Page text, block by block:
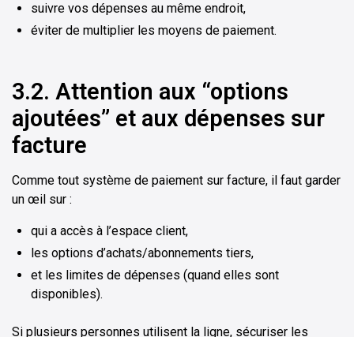
suivre vos dépenses au même endroit,
éviter de multiplier les moyens de paiement.
3.2. Attention aux “options
ajoutées” et aux dépenses sur
facture
Comme tout système de paiement sur facture, il faut garder
un œil sur :
qui a accès à l’espace client,
les options d’achats/abonnements tiers,
et les limites de dépenses (quand elles sont
disponibles).
Si plusieurs personnes utilisent la ligne, sécuriser les